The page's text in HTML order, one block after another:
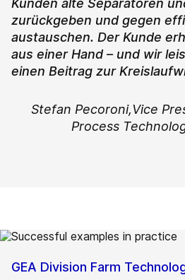
Kunden alte Separatoren
zurückgeben und gegen
austauschen. Der Kunde
aus einer Hand – und wir
einen Beitrag zur
Stefan Pecoroni,Vice
Process
GEA Division Farm